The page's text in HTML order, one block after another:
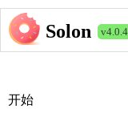
Solon v4.0.4
开始